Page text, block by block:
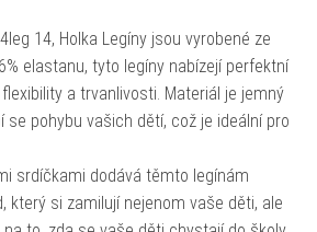
14, Holka Legíny jsou vyrobené ze
elastanu, tyto legíny nabízejí perfektní
a trvanlivosti. Materiál je jemný
se pohybu vašich dětí, což je ideální pro
srdíčkami dodává těmto legínám
který si zamilují nejenom vaše děti, ale